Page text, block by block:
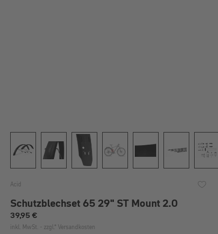
Acid
Schutzblechset 65 29" ST Mount 2.0
Regulärer Preis:
39,95 €
inkl. MwSt. - zzgl.* Versandkosten